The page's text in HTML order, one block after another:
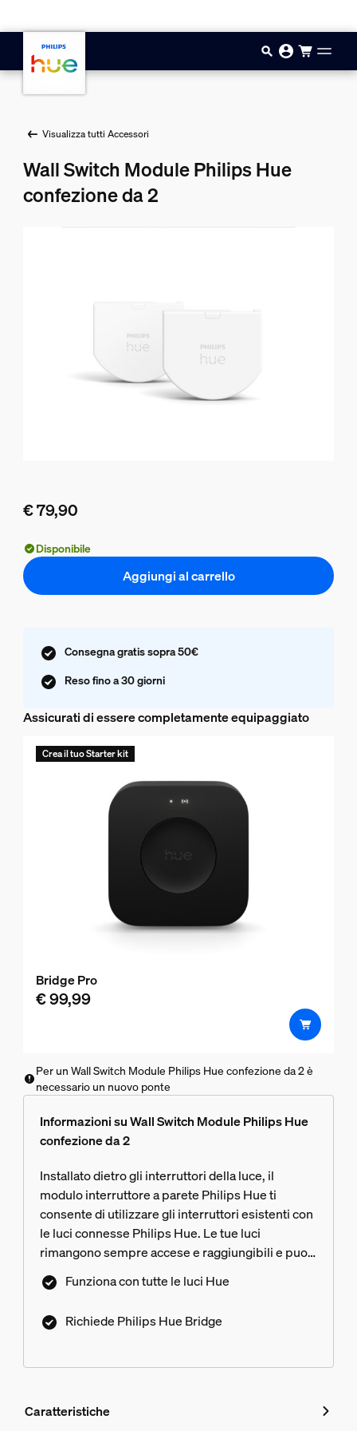
Visualizza tutti Accessori
Wall Switch Module Philips Hue
confezione da 2
€ 79,90
Disponibile
Aggiungi al carrello
Consegna gratis sopra 50€
Reso fino a 30 giorni
Assicurati di essere completamente equipaggiato
Crea il tuo Starter kit
Bridge Pro
€ 99,99
Per un Wall Switch Module Philips Hue confezione da 2 è
necessario un nuovo ponte
Informazioni su Wall Switch Module Philips Hue
confezione da 2
Installato dietro gli interruttori della luce, il
modulo interruttore a parete Philips Hue ti
consente di utilizzare gli interruttori esistenti con
le luci connesse Philips Hue. Le tue luci
rimangono sempre accese e raggiungibili e puoi
utilizzare l'interruttore persino per impostare più
scene su una singola luce o in una stanza o zona.
Funziona con tutte le luci Hue
Richiede Philips Hue Bridge
Caratteristiche